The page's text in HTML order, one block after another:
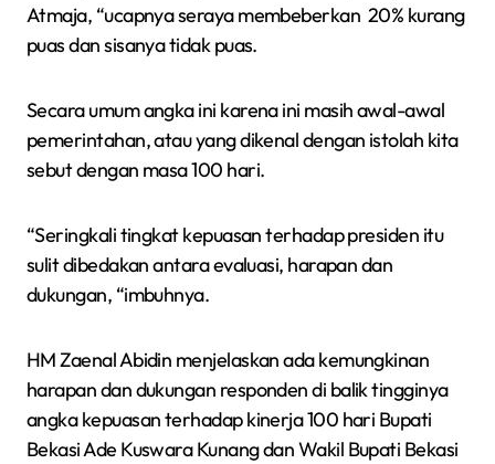
Atmaja, “ucapnya seraya membeberkan 20% kurang
puas dan sisanya tidak puas.
Secara umum angka ini karena ini masih awal-awal
pemerintahan, atau yang dikenal dengan istolah kita
sebut dengan masa 100 hari.
“Seringkali tingkat kepuasan terhadap presiden itu
sulit dibedakan antara evaluasi, harapan dan
dukungan, “imbuhnya.
HM Zaenal Abidin menjelaskan ada kemungkinan
harapan dan dukungan responden di balik tingginya
angka kepuasan terhadap kinerja 100 hari Bupati
Bekasi Ade Kuswara Kunang dan Wakil Bupati Bekasi